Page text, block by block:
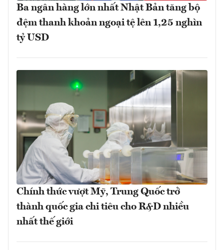
Ba ngân hàng lớn nhất Nhật Bản tăng bộ
đệm thanh khoản ngoại tệ lên 1,25 nghìn
tỷ USD
Chính thức vượt Mỹ, Trung Quốc trở
thành quốc gia chi tiêu cho R&D nhiều
nhất thế giới